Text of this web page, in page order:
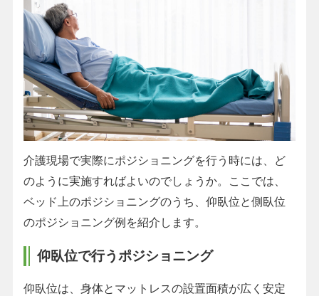
介護現場で実際にポジショニングを行う時には、ど
のように実施すればよいのでしょうか。ここでは、
ベッド上のポジショニングのうち、仰臥位と側臥位
のポジショニング例を紹介します。
仰臥位で行うポジショニング
仰臥位は、身体とマットレスの設置面積が広く安定